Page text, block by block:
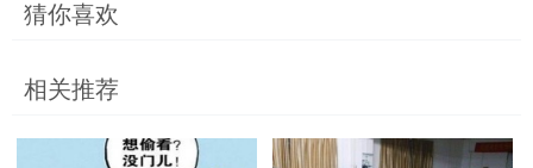
猜你喜欢
相关推荐